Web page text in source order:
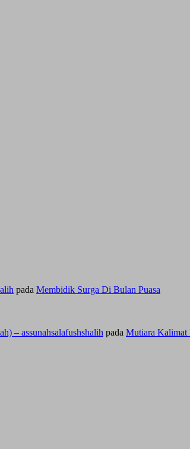
pada Membidik Surga Di Bulan Puasa
– assunahsalafushshalih pada Mutiara Kalimat